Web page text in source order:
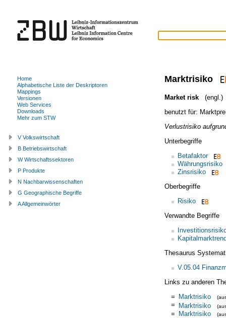
Marktrisiko
Market risk
(engl.)
benutzt für:
Verlustrisiko
Unterbegriffe
Betafaktor
Währungsrisiko
Zinsrisiko
Oberbegriffe
Risiko
Verwandte Begriffe
Thesaurus
V.05.04
Links zu anderen
= Marktrisiko
= Marktrisiko
= Marktrisiko
Home
Alphabetische Liste der Deskriptoren
Mappings
Versionen
Web Services
Downloads
Mehr zum STW
V Volkswirtschaft
B Betriebswirtschaft
W Wirtschaftssektoren
P Produkte
N Nachbarwissenschaften
G Geographische Begriffe
A Allgemeinwörter